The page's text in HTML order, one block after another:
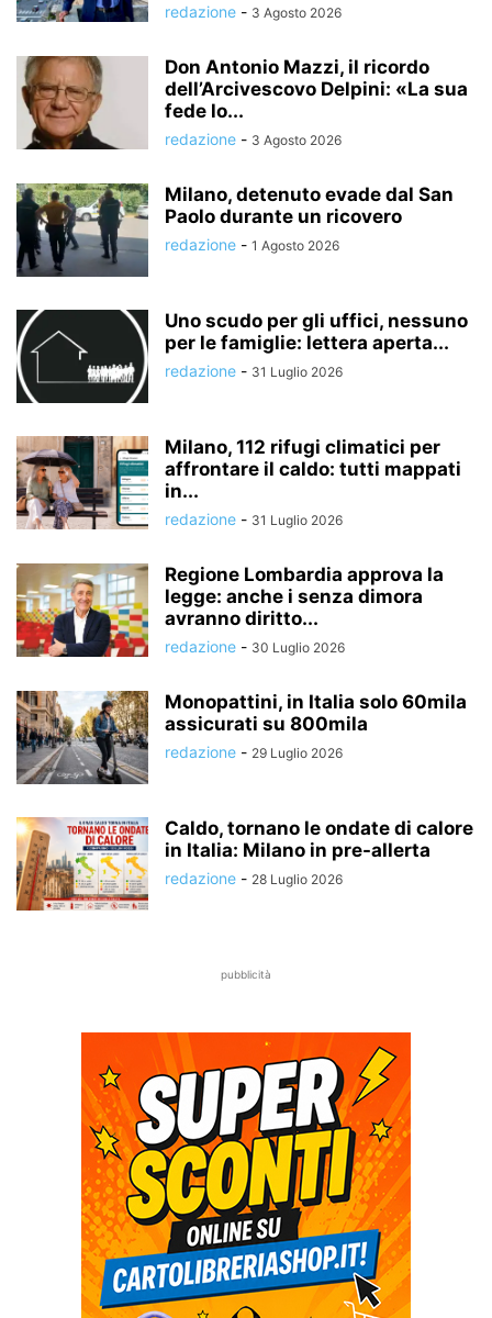
redazione - 3 Agosto 2026
Don Antonio Mazzi, il ricordo
dell’Arcivescovo Delpini: «La sua
fede lo...
redazione - 3 Agosto 2026
Milano, detenuto evade dal San
Paolo durante un ricovero
redazione - 1 Agosto 2026
Uno scudo per gli uffici, nessuno
per le famiglie: lettera aperta...
redazione - 31 Luglio 2026
Milano, 112 rifugi climatici per
affrontare il caldo: tutti mappati
in...
redazione - 31 Luglio 2026
Regione Lombardia approva la
legge: anche i senza dimora
avranno diritto...
redazione - 30 Luglio 2026
Monopattini, in Italia solo 60mila
assicurati su 800mila
redazione - 29 Luglio 2026
Caldo, tornano le ondate di calore
in Italia: Milano in pre-allerta
redazione - 28 Luglio 2026
pubblicità